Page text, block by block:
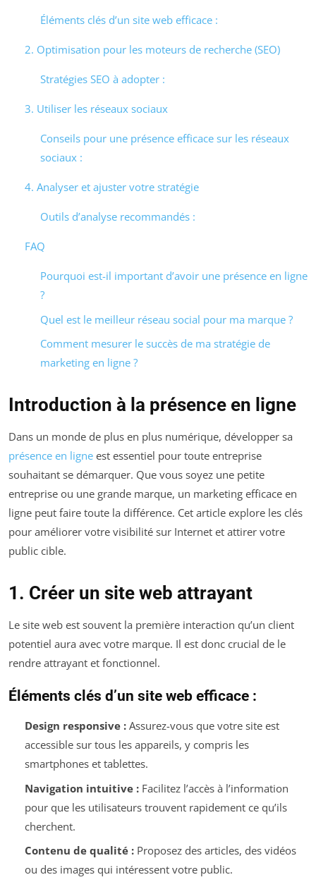
Éléments clés d’un site web efficace :
2. Optimisation pour les moteurs de recherche (SEO)
Stratégies SEO à adopter :
3. Utiliser les réseaux sociaux
Conseils pour une présence efficace sur les réseaux
sociaux :
4. Analyser et ajuster votre stratégie
Outils d’analyse recommandés :
FAQ
Pourquoi est-il important d’avoir une présence en ligne
?
Quel est le meilleur réseau social pour ma marque ?
Comment mesurer le succès de ma stratégie de
marketing en ligne ?
Introduction à la présence en ligne
Dans un monde de plus en plus numérique, développer sa
présence en ligne est essentiel pour toute entreprise
souhaitant se démarquer. Que vous soyez une petite
entreprise ou une grande marque, un marketing efficace en
ligne peut faire toute la différence. Cet article explore les clés
pour améliorer votre visibilité sur Internet et attirer votre
public cible.
1. Créer un site web attrayant
Le site web est souvent la première interaction qu’un client
potentiel aura avec votre marque. Il est donc crucial de le
rendre attrayant et fonctionnel.
Éléments clés d’un site web efficace :
Design responsive :Assurez-vous que votre site est
accessible sur tous les appareils, y compris les
smartphones et tablettes.
Navigation intuitive :Facilitez l’accès à l’information
pour que les utilisateurs trouvent rapidement ce qu’ils
cherchent.
Contenu de qualité :Proposez des articles, des vidéos
ou des images qui intéressent votre public.